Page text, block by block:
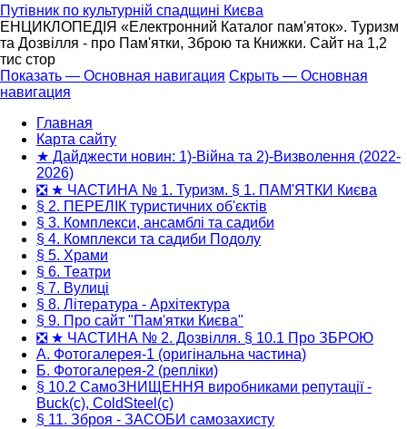
Путівник по культурній спадщині Києва
ЕНЦИКЛОПЕДІЯ «Електронний Каталог пам'яток». Туризм
та Дозвілля - про Пам'ятки, Зброю та Книжки. Сайт на 1,2
тис стор
Основная
навигация
Показать — Основная навигация Скрыть — Основная
навигация
Главная
Карта сайту
★ Дайджести новин: 1)-Війна та 2)-Визволення (2022-
2026)
❎ ★ ЧАСТИНА № 1. Туризм. § 1. ПАМ'ЯТКИ Києва
§ 2. ПЕРЕЛІК туристичних об'єктів
§ 3. Комплекси, ансамблі та садиби
§ 4. Комплекси та садиби Подолу
§ 5. Храми
§ 6. Театри
§ 7. Вулиці
§ 8. Література - Архітектура
§ 9. Про сайт "Пам'ятки Києва"
❎ ★ ЧАСТИНА № 2. Дозвілля. § 10.1 Про ЗБРОЮ
А. Фотогалерея-1 (оригінальна частина)
Б. Фотогалерея-2 (репліки)
§ 10.2 СамоЗНИЩЕННЯ виробниками репутації -
Buck(c), ColdSteel(c)
§ 11. Зброя - ЗАСОБИ самозахисту